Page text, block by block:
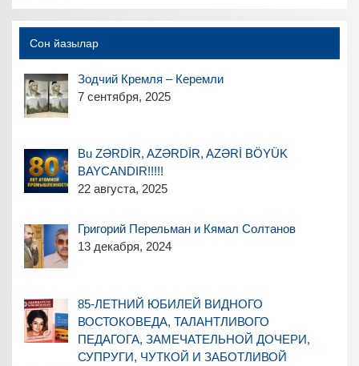
Сон йазылар
Зодчий Кремля – Керемли
7 сентября, 2025
Bu ZƏRDİR, AZƏRDİR, AZƏRİ BÖYÜK
BAYCANDIR!!!!!
22 августа, 2025
Григорий Перельман и Кямал Солтанов
13 декабря, 2024
85-ЛЕТНИЙ ЮБИЛЕЙ ВИДНОГО
ВОСТОКОВЕДА, ТАЛАНТЛИВОГО
ПЕДАГОГА, ЗАМЕЧАТЕЛЬНОЙ ДОЧЕРИ,
СУПРУГИ, ЧУТКОЙ И ЗАБОТЛИВОЙ